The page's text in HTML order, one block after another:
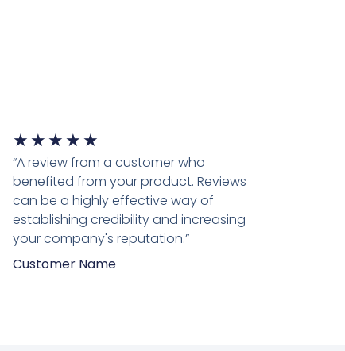
★ ★ ★ ★ ★
“A review from a customer who
benefited from your product. Reviews
can be a highly effective way of
establishing credibility and increasing
your company's reputation.”
Customer Name